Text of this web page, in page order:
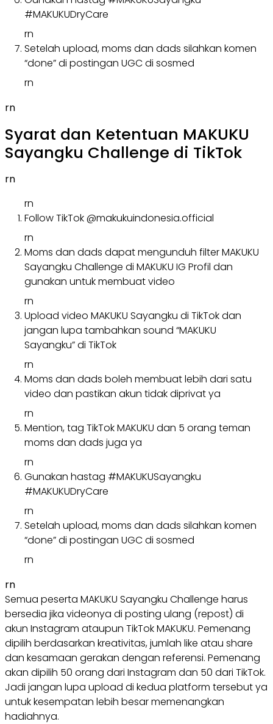
#MAKUKUDryCare
rn
Setelah upload, moms dan dads silahkan komen
“done” di postingan UGC di sosmed
rn
rn
Syarat dan Ketentuan MAKUKU
Sayangku Challenge di TikTok
rn
rn
Follow TikTok @makukuindonesia.official
rn
Moms dan dads dapat mengunduh filter MAKUKU
Sayangku Challenge di MAKUKU IG Profil dan
gunakan untuk membuat video
rn
Upload video MAKUKU Sayangku di TikTok dan
jangan lupa tambahkan sound “MAKUKU
Sayangku” di TikTok
rn
Moms dan dads boleh membuat lebih dari satu
video dan pastikan akun tidak diprivat ya
rn
Mention, tag TikTok MAKUKU dan 5 orang teman
moms dan dads juga ya
rn
Gunakan hastag #MAKUKUSayangku
#MAKUKUDryCare
rn
Setelah upload, moms dan dads silahkan komen
“done” di postingan UGC di sosmed
rn
rn
Semua peserta MAKUKU Sayangku Challenge harus
bersedia jika videonya di posting ulang (repost) di
akun Instagram ataupun TikTok MAKUKU. Pemenang
dipilih berdasarkan kreativitas, jumlah like atau share
dan kesamaan gerakan dengan referensi. Pemenang
akan dipilih 50 orang dari Instagram dan 50 dari TikTok.
Jadi jangan lupa upload di kedua platform tersebut ya
untuk kesempatan lebih besar memenangkan
hadiahnya.